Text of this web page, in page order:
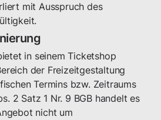
mit Ausspruch des
in seinem Ticketshop
der Freizeitgestaltung
Termins bzw. Zeitraums
2 Satz 1 Nr. 9 BGB handelt es
nicht um